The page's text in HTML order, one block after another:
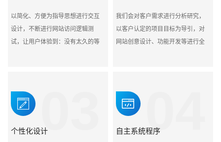
以简化、方便为指导思想进行交互
设计，不断进行网站访问逻辑测
试，让用户体验到：没有太久的等
我们会对客户需求进行分析研究，
以客户认定的项目目标为导引，对
网站创意设计、功能开发等进行全
03
个性化设计 04
自主系统程序